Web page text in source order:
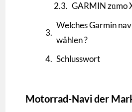
GARMIN zūmo
Welches Garmin
wählen ?
Schlusswort
Motorrad-Navi der